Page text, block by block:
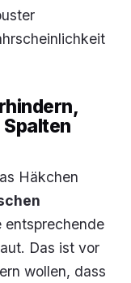
Häkchen
entsprechende
Das ist vor
wollen, dass